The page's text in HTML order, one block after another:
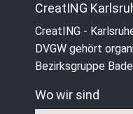
CreatING
CreatING -
DVGW gehört
Bezirksgruppe
Wo wir sind